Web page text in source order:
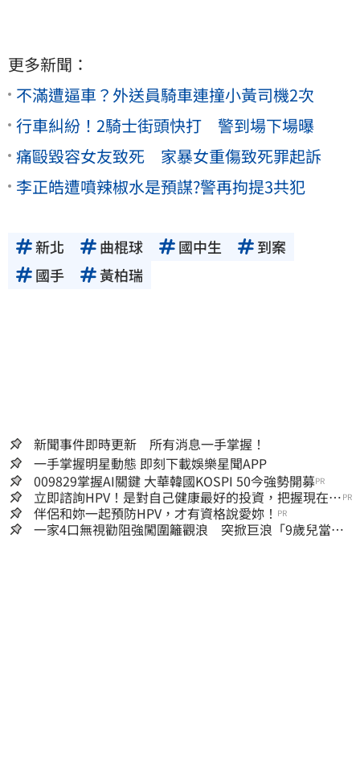
更多新聞：
不滿遭逼車？外送員騎車連撞小黃司機2次
行車糾紛！2騎士街頭快打 警到場下場曝
痛毆毀容女友致死 家暴女重傷致死罪起訴
李正皓遭噴辣椒水是預謀?警再拘提3共犯
新北 曲棍球 國中生
到案
國手
黃柏瑞
新聞事件即時更新 所有消息一手掌握！
一手掌握明星動態 即刻下載娛樂星聞APP
009829掌握AI關鍵 大華韓國KOSPI 50今強勢開募PR
立即諮詢HPV！是對自己健康最好的投資，把握現在不
嫌晚！
PR
伴侶和妳一起預防HPV，才有資格說愛妳！ PR
一家4口無視勸阻強闖圍籬觀浪 突掀巨浪「9歲兒當場